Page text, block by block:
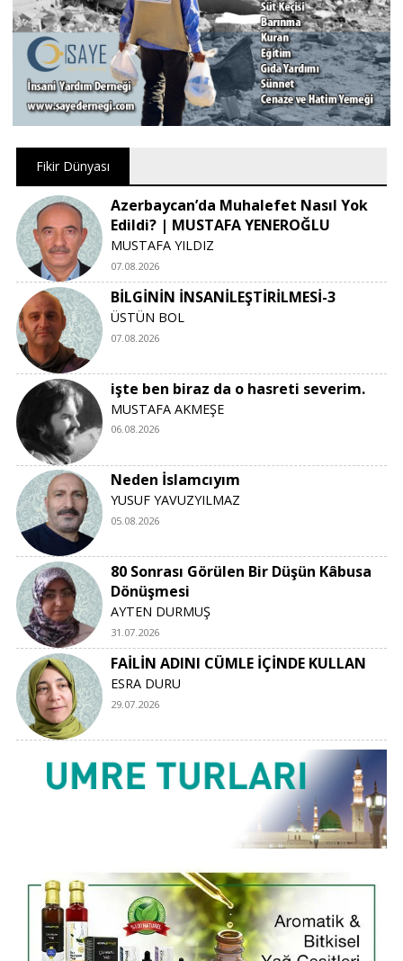
Fikir Dünyası
Azerbaycan’da Muhalefet Nasıl Yok
Edildi? | MUSTAFA YENEROĞLU
MUSTAFA YILDIZ
07.08.2026
BİLGİNİN İNSANİLEŞTİRİLMESİ-3
ÜSTÜN BOL
07.08.2026
işte ben biraz da o hasreti severim.
MUSTAFA AKMEŞE
06.08.2026
Neden İslamcıyım
YUSUF YAVUZYILMAZ
05.08.2026
80 Sonrası Görülen Bir Düşün Kâbusa
Dönüşmesi
AYTEN DURMUŞ
31.07.2026
FAİLİN ADINI CÜMLE İÇİNDE KULLAN
ESRA DURU
29.07.2026